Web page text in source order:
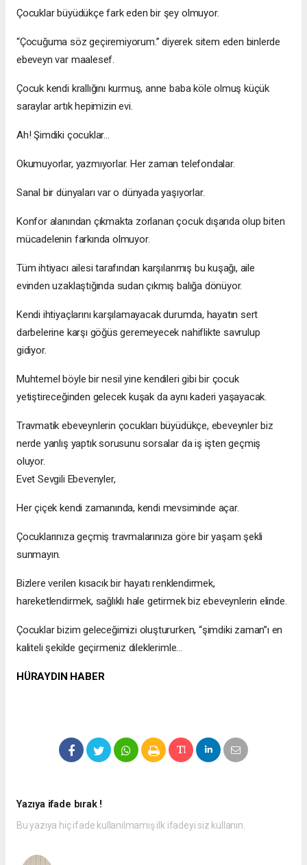
Çocuklar büyüdükçe fark eden bir şey olmuyor.
“Çocuğuma söz geçiremiyorum.” diyerek sitem eden binlerde
ebeveyn var maalesef.
Çocuk kendi krallığını kurmuş, anne baba köle olmuş küçük
saraylar artık hepimizin evi.
Ah! Şimdiki çocuklar...
Okumuyorlar, yazmıyorlar. Her zaman telefondalar.
Sanal bir dünyaları var o dünyada yaşıyorlar.
Konfor alanından çıkmakta zorlanan çocuk dışarıda olup biten
mücadelenin farkında olmuyor.
Tüm ihtiyacı ailesi tarafından karşılanmış bu kuşağı, aile
evinden uzaklaştığında sudan çıkmış balığa dönüyor.
Kendi ihtiyaçlarını karşılamayacak durumda, hayatın sert
darbelerine karşı göğüs geremeyecek nahiflikte savrulup
gidiyor.
Muhtemel böyle bir nesil yine kendileri gibi bir çocuk
yetiştireceğinden gelecek kuşak da aynı kaderi yaşayacak.
Travmatik ebeveynlerin çocukları büyüdükçe, ebeveynler biz
nerde yanlış yaptık sorusunu sorsalar da iş işten geçmiş
oluyor.
Evet Sevgili Ebevenyler,
Her çiçek kendi zamanında, kendi mevsiminde açar.
Çocuklarınıza geçmiş travmalarınıza göre bir yaşam şekli
sunmayın.
Bizlere verilen kısacık bir hayatı renklendirmek,
hareketlendirmek, sağlıklı hale getirmek biz ebeveynlerin elinde.
Çocuklar bizim geleceğimizi oluştururken, “şimdiki zaman”ı en
kaliteli şekilde geçirmeniz dileklerimle…
HÜRAYDIN HABER
Yazıya ifade bırak !
Bu yazıya hiç ifade kullanılmamış ilk ifadeyi siz kullanın.